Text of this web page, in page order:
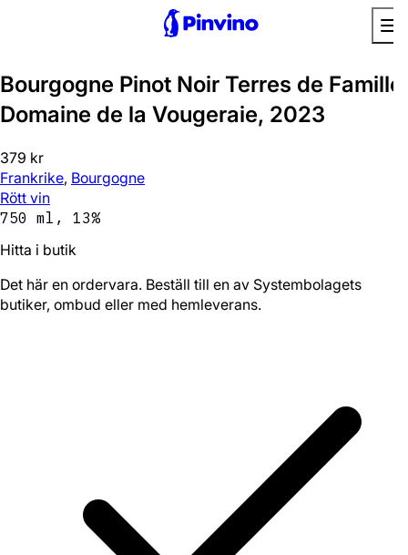
Bourgogne Pinot Noir Terres de Famille
Domaine de la Vougeraie, 2023
379 kr
Frankrike, Bourgogne
Rött vin
750 ml, 13%
Hitta i butik
Det här en ordervara. Beställ till en av Systembolagets
butiker, ombud eller med hemleverans.